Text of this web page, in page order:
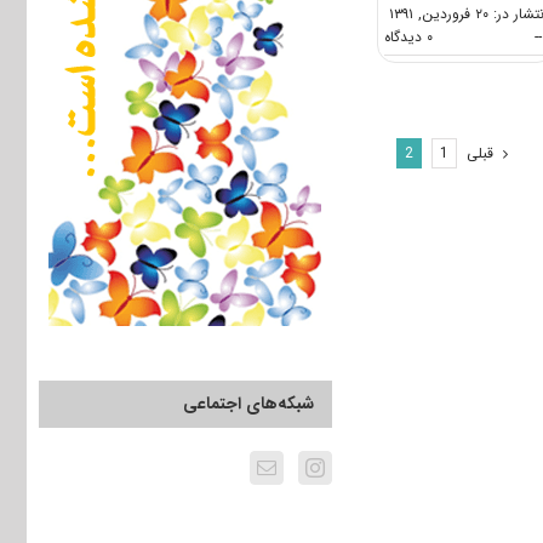
در: ۲۰ فروردین, ۱۳۹۱
--
۰ دیدگاه
سرفصل
قبلی 1
2
شبکه‌های اجتماعی